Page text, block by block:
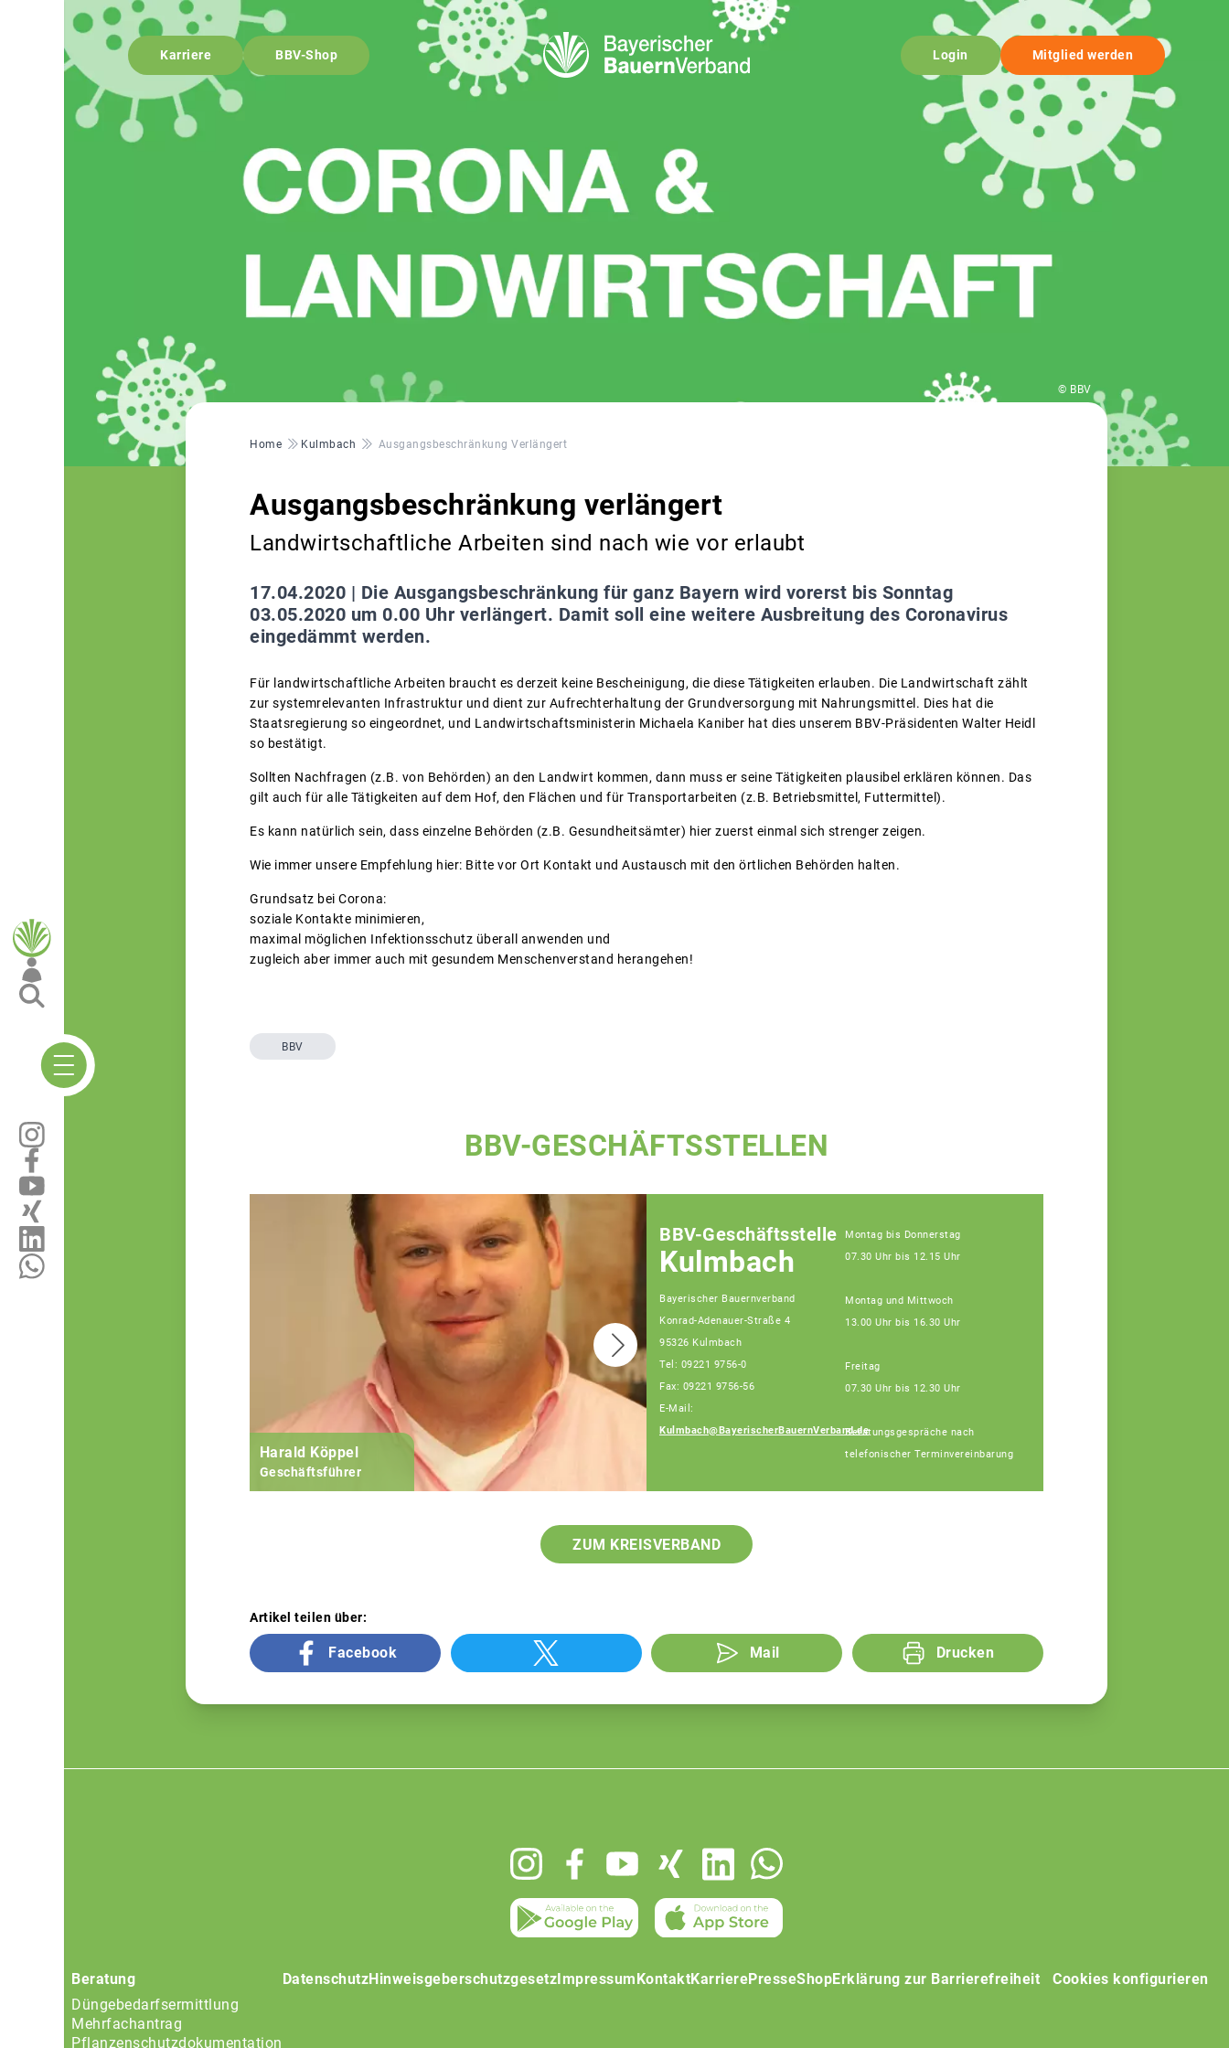
Karriere BBV-Shop Login Mitglied werden
© BBV
Pfadnavigation
Home Kulmbach Ausgangsbeschränkung Verlängert
Ausgangsbeschränkung verlängert
Landwirtschaftliche Arbeiten sind nach wie vor erlaubt
17.04.2020 | Die Ausgangsbeschränkung für ganz Bayern wird vorerst bis Sonntag
03.05.2020 um 0.00 Uhr verlängert. Damit soll eine weitere Ausbreitung des Coronavirus
eingedämmt werden.
Für landwirtschaftliche Arbeiten braucht es derzeit keine Bescheinigung, die diese Tätigkeiten erlauben. Die Landwirtschaft zählt
zur systemrelevanten Infrastruktur und dient zur Aufrechterhaltung der Grundversorgung mit Nahrungsmittel. Dies hat die
Staatsregierung so eingeordnet, und Landwirtschaftsministerin Michaela Kaniber hat dies unserem BBV-Präsidenten Walter Heidl
so bestätigt.
Sollten Nachfragen (z.B. von Behörden) an den Landwirt kommen, dann muss er seine Tätigkeiten plausibel erklären können. Das
gilt auch für alle Tätigkeiten auf dem Hof, den Flächen und für Transportarbeiten (z.B. Betriebsmittel, Futtermittel).
Es kann natürlich sein, dass einzelne Behörden (z.B. Gesundheitsämter) hier zuerst einmal sich strenger zeigen.
Wie immer unsere Empfehlung hier: Bitte vor Ort Kontakt und Austausch mit den örtlichen Behörden halten.
Grundsatz bei Corona:
soziale Kontakte minimieren,
maximal möglichen Infektionsschutz überall anwenden und
zugleich aber immer auch mit gesundem Menschenverstand herangehen!
BBV
BBV-GESCHÄFTSSTELLEN
Harald Köppel
Geschäftsführer
BBV-Geschäftsstelle
Kulmbach
Bayerischer Bauernverband
Konrad-Adenauer-Straße 4
95326 Kulmbach
Tel: 09221 9756-0
Fax: 09221 9756-56
E-Mail:
Kulmbach@BayerischerBauernVerband.de
Montag bis Donnerstag
07.30 Uhr bis 12.15 Uhr
Montag und Mittwoch
13.00 Uhr bis 16.30 Uhr
Freitag
07.30 Uhr bis 12.30 Uhr
Beratungsgespräche nach
telefonischer Terminvereinbarung
ZUM KREISVERBAND
Artikel teilen über:
Facebook Mail Drucken
Beratung
Düngebedarfsermittlung
Mehrfachantrag
Pflanzenschutzdokumentation
DatenschutzHinweisgeberschutzgesetzImpressumKontaktKarrierePresseShopErklärung zur Barrierefreiheit Cookies konfigurieren